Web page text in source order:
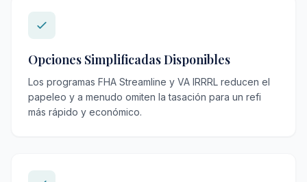
Opciones Simplificadas Disponibles
Los programas FHA Streamline y VA IRRRL reducen el
papeleo y a menudo omiten la tasación para un refi
más rápido y económico.